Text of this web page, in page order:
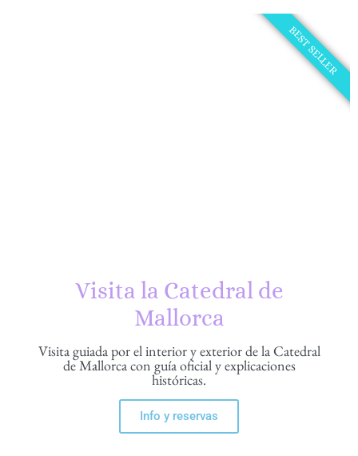
Visita la Catedral de
Mallorca
Visita guiada por el interior y exterior de la Catedral
de Mallorca con guía oficial y explicaciones
históricas.
Info y reservas
BEST SELLER